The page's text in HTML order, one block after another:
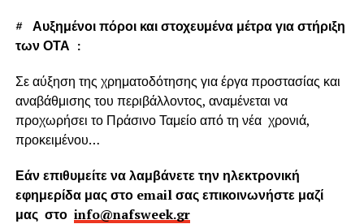
# Αυξημένοι πόροι και στοχευμένα μέτρα για στήριξη
των ΟΤΑ :
Σε αύξηση της χρηματοδότησης για έργα προστασίας και
αναβάθμισης του περιβάλλοντος, αναμένεται να
προχωρήσει το Πράσινο Ταμείο από τη νέα χρονιά,
προκειμένου…
Εάν επιθυμείτε να λαμβάνετε την ηλεκτρονική
εφημερίδα μας στο email σας επικοινωνήστε μαζί
μας στο info@nafsweek.gr